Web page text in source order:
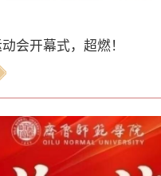
会开幕式，超燃！